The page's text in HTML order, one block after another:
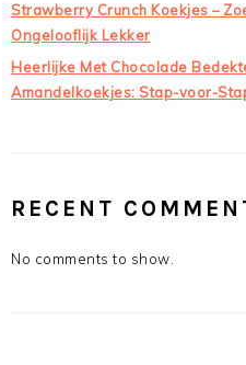
Strawberry Crunch Koekjes –
Ongelooflijk Lekker
Heerlijke Met Chocolade
Amandelkoekjes: Stap-voor-
RECENT
No comments to show.